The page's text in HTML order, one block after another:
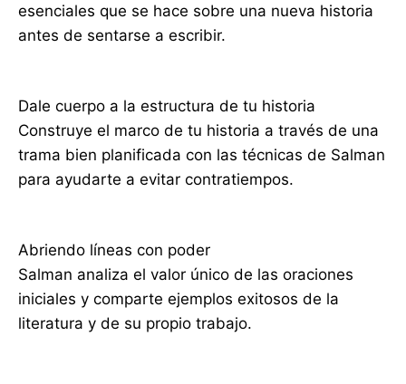
esenciales que se hace sobre una nueva historia
antes de sentarse a escribir.
Dale cuerpo a la estructura de tu historia
Construye el marco de tu historia a través de una
trama bien planificada con las técnicas de Salman
para ayudarte a evitar contratiempos.
Abriendo líneas con poder
Salman analiza el valor único de las oraciones
iniciales y comparte ejemplos exitosos de la
literatura y de su propio trabajo.